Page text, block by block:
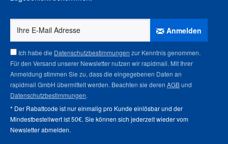
Anmelden
Ich habe die Datenschutzbestimmungen zur Kenntnis genommen.
Für den Versand unserer Newsletter nutzen wir rapidmail. Mit Ihrer
Anmeldung stimmen Sie zu, dass die eingegebenen Daten an
rapidmail GmbH übermittelt werden. Beachten sie deren AGBund
Datenschutzbestimmungen.
* Der Rabattcode ist nur einmalig pro Kunde einlösbar und der
Mindestbestellwert ist 50€. Sie können sich jederzeit wieder vom
Newsletter abmelden.